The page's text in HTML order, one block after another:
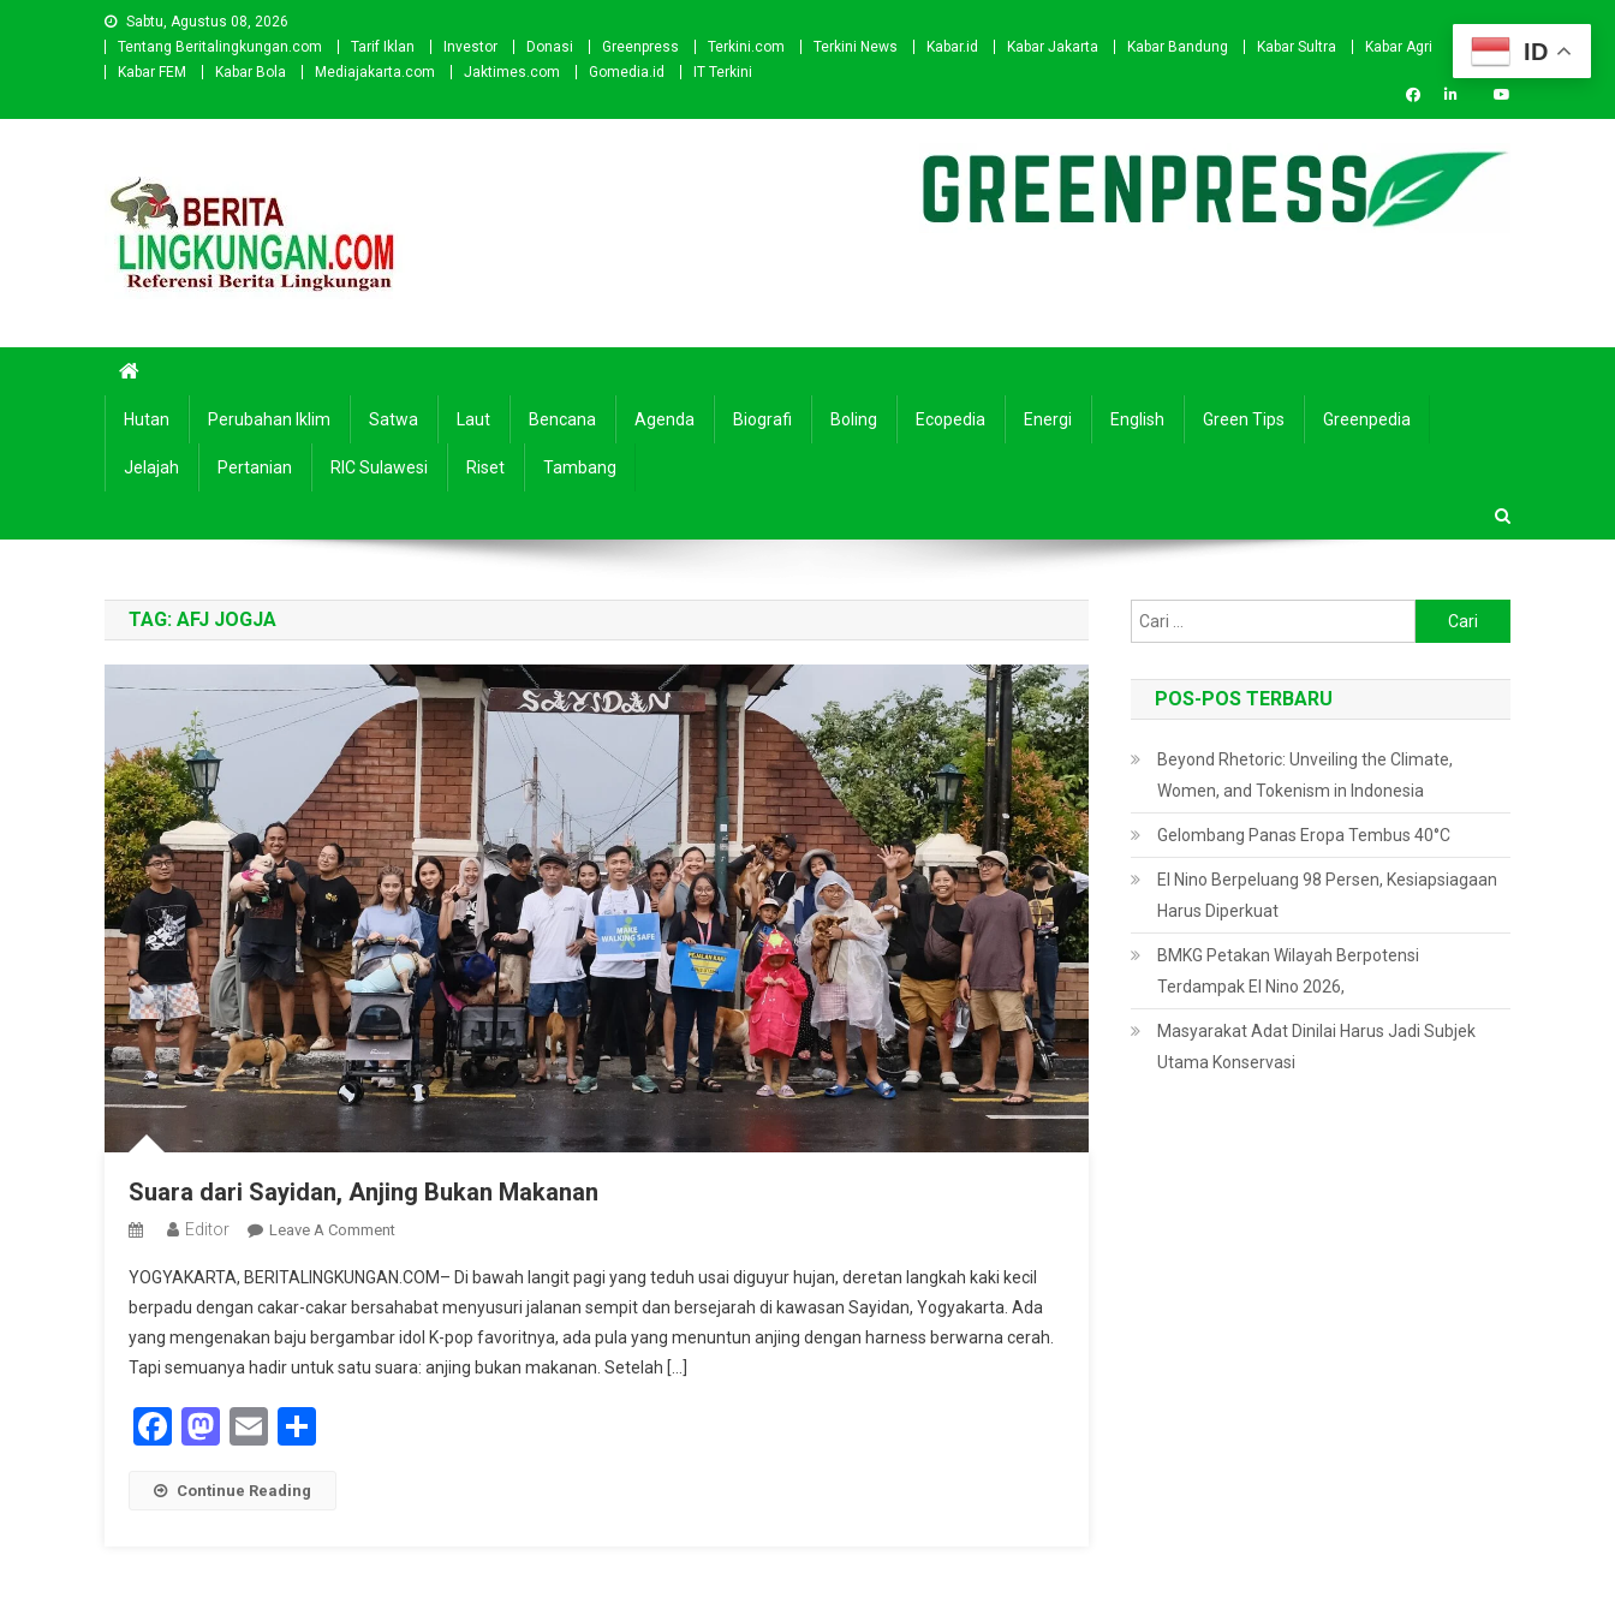
Sabtu, Agustus 08, 2026
Tentang Beritalingkungan.com
Tarif Iklan Investor Donasi Greenpress Terkini.com Terkini News Kabar.id Kabar Jakarta Kabar Bandung Kabar Sultra
Kabar Agri
Kabar FEM
Kabar Bola Mediajakarta.com Jaktimes.com Gomedia.id IT Terkini
Hutan Perubahan Iklim Satwa Laut Bencana Agenda Biografi Boling Ecopedia Energi English Green Tips Greenpedia
Jelajah Pertanian RIC Sulawesi Riset Tambang
TAG: AFJ JOGJA
Suara dari Sayidan, Anjing Bukan Makanan
Editor Leave A CommentOn
Dari
Sayidan,
Anjing
Bukan
YOGYAKARTA, BERITALINGKUNGAN.COM– Di bawah langit pagi yang teduh usai diguyur hujan, deretan langkah kaki kecil
berpadu dengan cakar-cakar bersahabat menyusuri jalanan sempit dan bersejarah di kawasan Sayidan, Yogyakarta. Ada
yang mengenakan baju bergambar idol K-pop favoritnya, ada pula yang menuntun anjing dengan harness berwarna cerah.
Tapi semuanya hadir untuk satu suara: anjing bukan makanan. Setelah […]
Facebook
Mastodon
Email
Continue Reading
untuk:
POS-POS TERBARU
Beyond Rhetoric: Unveiling the Climate,
Women, and Tokenism in Indonesia
Gelombang Panas Eropa Tembus 40°C
El Nino Berpeluang 98 Persen, Kesiapsiagaan
Harus Diperkuat
BMKG Petakan Wilayah Berpotensi
Terdampak El Nino 2026,
Masyarakat Adat Dinilai Harus Jadi Subjek
Utama Konservasi
ID